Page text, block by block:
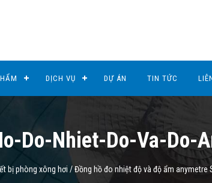
DỊCH VỤ DỰ ÁN TIN TỨC
Do-Nhiet-Do-Va-Do-
bị phòng xông hơi /Đồng hồ đo nhiệt độ và độ ẩm anymetre